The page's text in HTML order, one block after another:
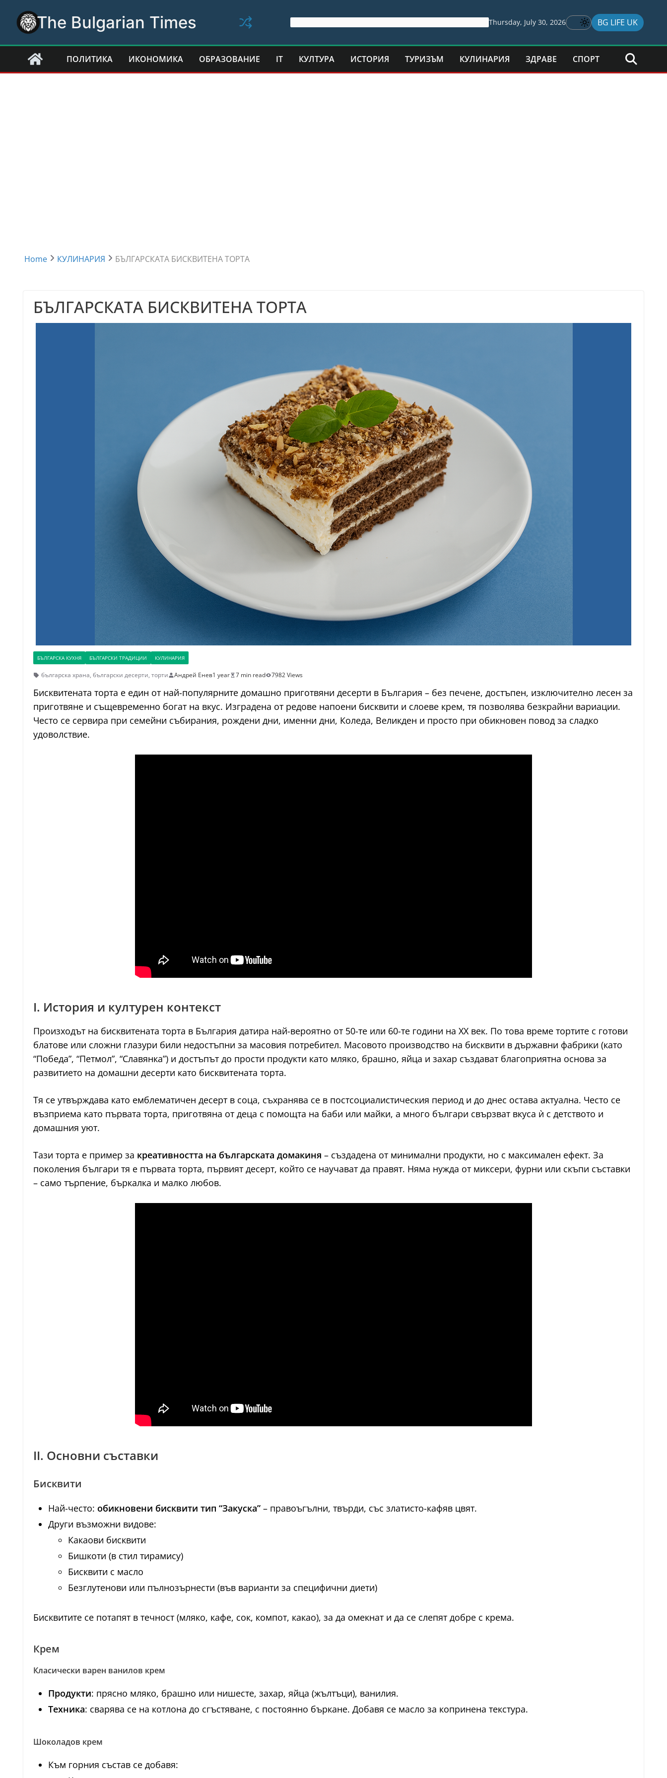
content
The Bulgarian Times Thursday, July 30, 2026 BG LIFE UK
ПОЛИТИКА ИКОНОМИКА ОБРАЗОВАНИЕ IT КУЛТУРА ИСТОРИЯ ТУРИЗЪМ КУЛИНАРИЯ ЗДРАВЕ СПОРТ
Home КУЛИНАРИЯ БЪЛГАРСКАТА БИСКВИТЕНА ТОРТА
БЪЛГАРСКАТА БИСКВИТЕНА ТОРТА
БЪЛГАРСКА КУХНЯ БЪЛГАРСКИ ТРАДИЦИИ КУЛИНАРИЯ
българска храна, български десерти, торти Андрей Енев1 year 7 min read 7982 Views
Бисквитената торта е един от най-популярните домашно приготвяни десерти в България – без печене, достъпен, изключително лесен за
приготвяне и същевременно богат на вкус. Изградена от редове напоени бисквити и слоеве крем, тя позволява безкрайни вариации.
Често се сервира при семейни събирания, рождени дни, именни дни, Коледа, Великден и просто при обикновен повод за сладко
удоволствие.
I. История и културен контекст
Произходът на бисквитената торта в България датира най-вероятно от 50-те или 60-те години на ХХ век. По това време тортите с готови
блатове или сложни глазури били недостъпни за масовия потребител. Масовото производство на бисквити в държавни фабрики (като
“Победа”, “Петмол”, “Славянка”) и достъпът до прости продукти като мляко, брашно, яйца и захар създават благоприятна основа за
развитието на домашни десерти като бисквитената торта.
Тя се утвърждава като емблематичен десерт в соца, съхранява се в постсоциалистическия период и до днес остава актуална. Често се
възприема като първата торта, приготвяна от деца с помощта на баби или майки, а много българи свързват вкуса ѝ с детството и
домашния уют.
Тази торта е пример за креативността на българската домакиня – създадена от минимални продукти, но с максимален ефект. За
поколения българи тя е първата торта, първият десерт, който се научават да правят. Няма нужда от миксери, фурни или скъпи съставки
– само търпение, бъркалка и малко любов.
II. Основни съставки
Бисквити
Най-често: обикновени бисквити тип “Закуска” – правоъгълни, твърди, със златисто-кафяв цвят.
Други възможни видове:
Какаови бисквити
Бишкоти (в стил тирамису)
Бисквити с масло
Безглутенови или пълнозърнести (във варианти за специфични диети)
Бисквитите се потапят в течност (мляко, кафе, сок, компот, какао), за да омекнат и да се слепят добре с крема.
Крем
Класически варен ванилов крем
Продукти: прясно мляко, брашно или нишесте, захар, яйца (жълтъци), ванилия.
Техника: сварява се на котлона до сгъстяване, с постоянно бъркане. Добавя се масло за копринена текстура.
Шоколадов крем
Към горния състав се добавя: